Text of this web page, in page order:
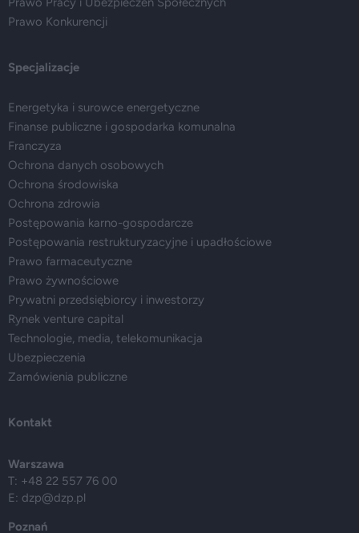
Prawo Konkurencji
Specjalizacje
Energetyka i surowce energetyczne
Finanse publiczne i gospodarka komunalna
Franczyza
Ochrona danych osobowych
Ochrona środowiska
Ochrona zdrowia
Postępowania karno-gospodarcze
Postępowania restrukturyzacyjne i upadłościowe
Prawo farmaceutyczne
Prawo żywnościowe
Prywatni przedsiębiorcy i inwestorzy
Rynek venture capital
Technologie, media, telekomunikacja
Ubezpieczenia
Zamówienia publiczne
Kontakt
Warszawa
T: +48 22 557 76 00
E: dzp@dzp.pl
Poznań